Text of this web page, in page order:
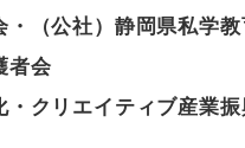
・（公社）静岡県私学
者会
・クリエイティブ産業